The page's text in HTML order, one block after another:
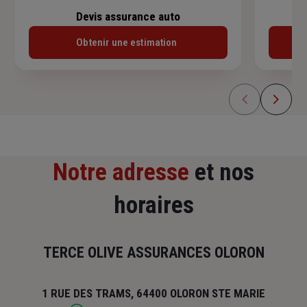
Devis assurance auto
Obtenir une estimation
Notre adresse et nos
horaires
TERCE OLIVE ASSURANCES OLORON
1 RUE DES TRAMS, 64400 OLORON STE MARIE